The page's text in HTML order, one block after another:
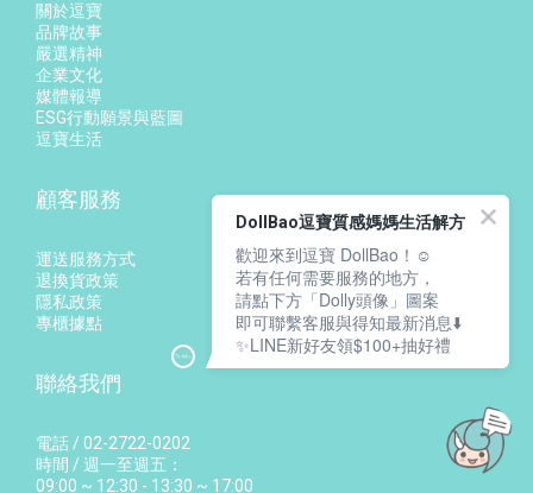
關於逗寶
品牌故事
嚴選精神
企業文化
媒體報導
ESG行動願景與藍圖
逗寶生活
顧客服務
運送服務方式
退換貨政策
隱私政策
專櫃據點
聯絡我們
電話 / 02-2722-0202
時間 / 週一至週五：
09:00 ~ 12:30 - 13:30 ~ 17:00
DollBao逗寶質感媽媽生活解方
歡迎來到逗寶 DollBao！☺️
若有任何需要服務的地方，
請點下方「Dolly頭像」圖案
即可聯繫客服與得知最新消息⬇️
✨LINE新好友領$100+抽好禮